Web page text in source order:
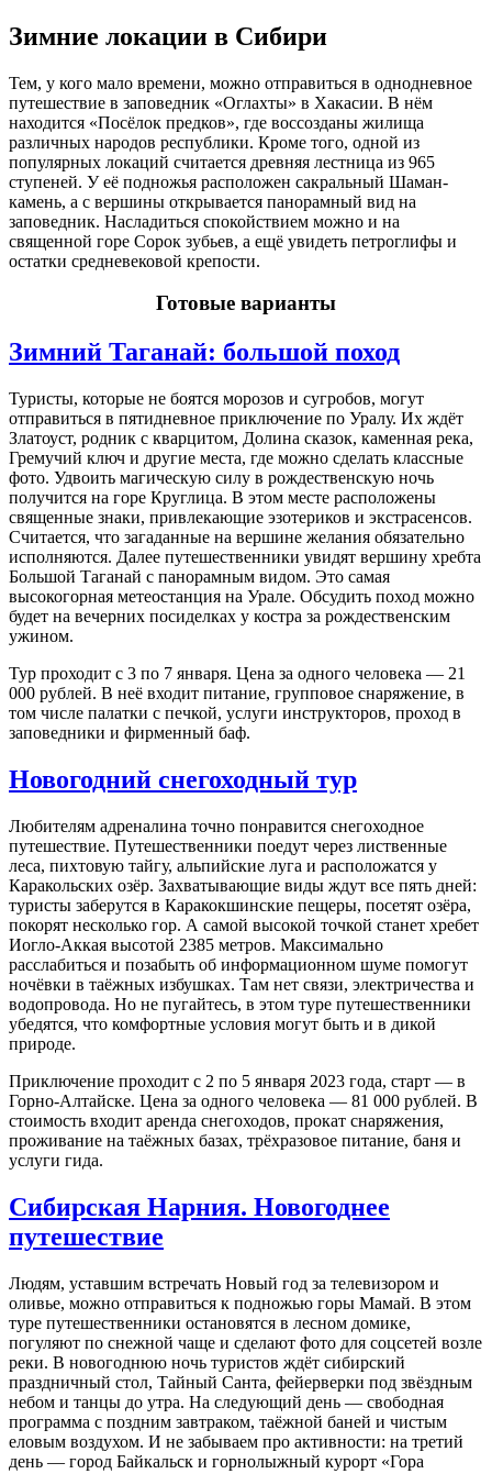
Зимние локации в Сибири
Тем, у кого мало времени, можно отправиться в однодневное
путешествие в заповедник «Оглахты» в Хакасии. В нём
находится «Посёлок предков», где воссозданы жилища
различных народов республики. Кроме того, одной из
популярных локаций считается древняя лестница из 965
ступеней. У её подножья расположен сакральный Шаман-
камень, а с вершины открывается панорамный вид на
заповедник. Насладиться спокойствием можно и на
священной горе Сорок зубьев, а ещё увидеть петроглифы и
остатки средневековой крепости.
Готовые варианты
Зимний Таганай: большой поход
Туристы, которые не боятся морозов и сугробов, могут
отправиться в пятидневное приключение по Уралу. Их ждёт
Златоуст, родник с кварцитом, Долина сказок, каменная река,
Гремучий ключ и другие места, где можно сделать классные
фото. Удвоить магическую силу в рождественскую ночь
получится на горе Круглица. В этом месте расположены
священные знаки, привлекающие эзотериков и экстрасенсов.
Считается, что загаданные на вершине желания обязательно
исполняются. Далее путешественники увидят вершину хребта
Большой Таганай с панорамным видом. Это самая
высокогорная метеостанция на Урале. Обсудить поход можно
будет на вечерних посиделках у костра за рождественским
ужином.
Тур проходит с 3 по 7 января. Цена за одного человека — 21
000 рублей. В неё входит питание, групповое снаряжение, в
том числе палатки с печкой, услуги инструкторов, проход в
заповедники и фирменный баф.
Новогодний снегоходный тур
Любителям адреналина точно понравится снегоходное
путешествие. Путешественники поедут через лиственные
леса, пихтовую тайгу, альпийские луга и расположатся у
Каракольских озёр. Захватывающие виды ждут все пять дней:
туристы заберутся в Каракокшинские пещеры, посетят озёра,
покорят несколько гор. А самой высокой точкой станет хребет
Иогло-Аккая высотой 2385 метров. Максимально
расслабиться и позабыть об информационном шуме помогут
ночёвки в таёжных избушках. Там нет связи, электричества и
водопровода. Но не пугайтесь, в этом туре путешественники
убедятся, что комфортные условия могут быть и в дикой
природе.
Приключение проходит с 2 по 5 января 2023 года, старт — в
Горно-Алтайске. Цена за одного человека — 81 000 рублей. В
стоимость входит аренда снегоходов, прокат снаряжения,
проживание на таёжных базах, трёхразовое питание, баня и
услуги гида.
Сибирская Нарния. Новогоднее
путешествие
Людям, уставшим встречать Новый год за телевизором и
оливье, можно отправиться к подножью горы Мамай. В этом
туре путешественники остановятся в лесном домике,
погуляют по снежной чаще и сделают фото для соцсетей возле
реки. В новогоднюю ночь туристов ждёт сибирский
праздничный стол, Тайный Санта, фейерверки под звёздным
небом и танцы до утра. На следующий день — свободная
программа с поздним завтраком, таёжной баней и чистым
еловым воздухом. И не забываем про активности: на третий
день — город Байкальск и горнолыжный курорт «Гора